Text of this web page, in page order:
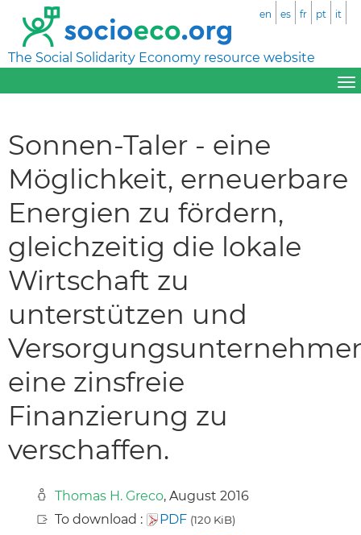
The Social Solidarity Economy resource website
en es fr pt it
Sonnen-Taler - eine
Möglichkeit, erneuerbare
Energien zu fördern,
gleichzeitig die lokale
Wirtschaft zu
unterstützen und
eine zinsfreie
Finanzierung zu
verschaffen.
Thomas H. Greco, August 2016
To download :
PDF (120 KiB)